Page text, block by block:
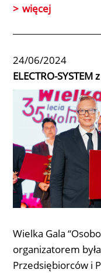
więcej
24/06/2024
ELECTRO-
Wielka Gala
organizatorem
Przedsiębiorców i